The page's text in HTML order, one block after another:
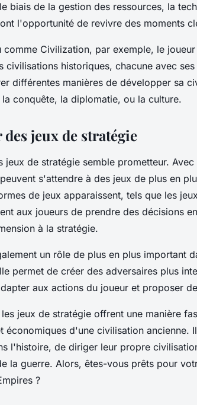
biais de la gestion des ressources, la
ont l'opportunité de revivre des moments
comme Civilization, par exemple, le joueur
civilisations historiques, chacune avec
différentes manières de développer sa
conquête, la diplomatie, ou la culture.
jeux de stratégie
jeux de stratégie semble prometteur.
peuvent s'attendre à des jeux de plus en
de jeux apparaissent, tels que les
aux joueurs de prendre des décisions
à la stratégie.
un rôle de plus en plus important
permet de créer des adversaires plus
aux actions du joueur et proposer
jeux de stratégie offrent une manière
économiques d'une civilisation ancienne.
l'histoire, de diriger leur propre
la guerre. Alors, êtes-vous prêts pour
?